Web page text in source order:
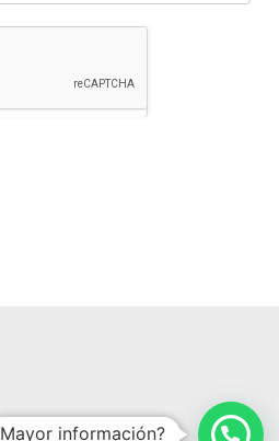
Mayor información?